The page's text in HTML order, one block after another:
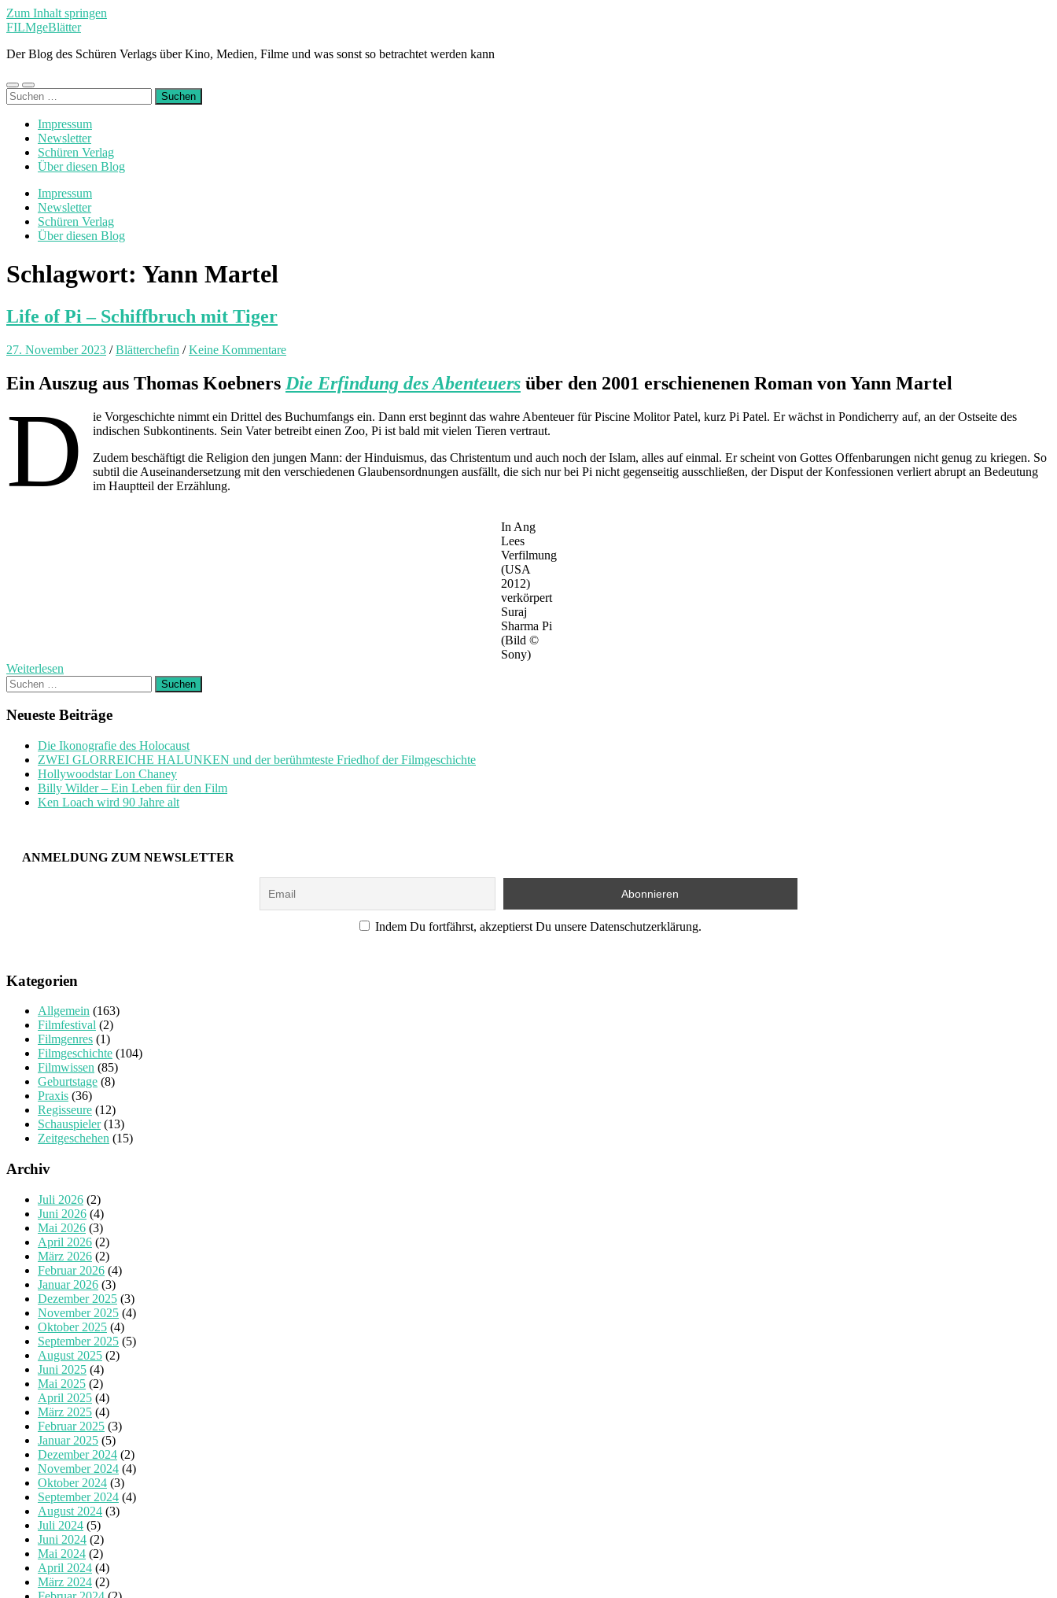
Zum Inhalt springen
FILMgeBlätter
Der Blog des Schüren Verlags über Kino, Medien, Filme und was sonst so betrachtet werden kann
Mobile-
Menü
Suchfeld
ein-/ausblenden
Suchen
nach:
Impressum
Newsletter
Schüren Verlag
Über diesen Blog
Impressum
Newsletter
Schüren Verlag
Über diesen Blog
Schlagwort: Yann Martel
Life of Pi – Schiffbruch mit Tiger
27. November 2023 /Blätterchefin /Keine Kommentare
Ein Auszug aus Thomas Koebners Die Erfindung des Abenteuers über den 2001 erschienenen Roman von Yann Martel
D
ie Vorgeschichte nimmt ein Drittel des Buchumfangs ein. Dann erst beginnt das wahre Abenteuer für Piscine Molitor Patel, kurz Pi Patel. Er wächst in Pondicherry auf, an der Ostseite des
indischen Subkontinents. Sein Vater betreibt einen Zoo, Pi ist bald mit vielen Tieren vertraut.
Zudem beschäftigt die Religion den jungen Mann: der Hinduismus, das Christentum und auch noch der Islam, alles auf einmal. Er scheint von Gottes Offenbarungen nicht genug zu kriegen. So
subtil die Auseinandersetzung mit den verschiedenen Glaubensordnungen ausfällt, die sich nur bei Pi nicht gegenseitig ausschließen, der Disput der Konfessionen verliert abrupt an Bedeutung
im Hauptteil der Erzählung.
In Ang
Lees
Verfilmung
(USA
2012)
verkörpert
Suraj
Sharma Pi
(Bild ©
Sony)
Weiterlesen
Suchen
nach:
Neueste Beiträge
Die Ikonografie des Holocaust
ZWEI GLORREICHE HALUNKEN und der berühmteste Friedhof der Filmgeschichte
Hollywoodstar Lon Chaney
Billy Wilder – Ein Leben für den Film
Ken Loach wird 90 Jahre alt
ANMELDUNG ZUM NEWSLETTER
Indem Du fortfährst, akzeptierst Du unsere Datenschutzerklärung.
Kategorien
Allgemein (163)
Filmfestival (2)
Filmgenres (1)
Filmgeschichte (104)
Filmwissen (85)
Geburtstage (8)
Praxis (36)
Regisseure (12)
Schauspieler(13)
Zeitgeschehen (15)
Archiv
Juli 2026 (2)
Juni 2026 (4)
Mai 2026 (3)
April 2026 (2)
März 2026 (2)
Februar 2026 (4)
Januar 2026 (3)
Dezember 2025 (3)
November 2025 (4)
Oktober 2025 (4)
September 2025 (5)
August 2025 (2)
Juni 2025 (4)
Mai 2025 (2)
April 2025 (4)
März 2025 (4)
Februar 2025 (3)
Januar 2025 (5)
Dezember 2024 (2)
November 2024 (4)
Oktober 2024 (3)
September 2024 (4)
August 2024 (3)
Juli 2024 (5)
Juni 2024 (2)
Mai 2024 (2)
April 2024 (4)
März 2024 (2)